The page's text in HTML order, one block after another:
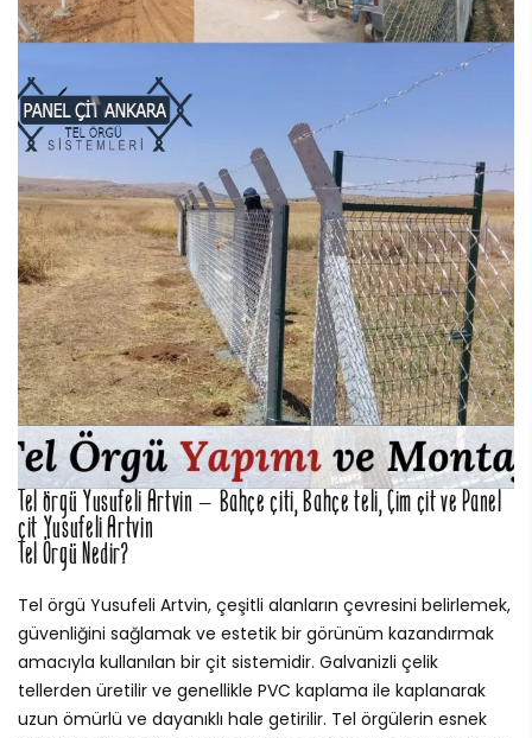
Tel örgü Yusufeli Artvin – Bahçe çiti, Bahçe teli, Çim çit ve Panel
çit Yusufeli Artvin
Tel Örgü Nedir?
Tel örgü Yusufeli Artvin, çeşitli alanların çevresini belirlemek,
güvenliğini sağlamak ve estetik bir görünüm kazandırmak
amacıyla kullanılan bir çit sistemidir. Galvanizli çelik
tellerden üretilir ve genellikle PVC kaplama ile kaplanarak
uzun ömürlü ve dayanıklı hale getirilir. Tel örgülerin esnek